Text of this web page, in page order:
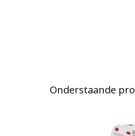
Onderstaande